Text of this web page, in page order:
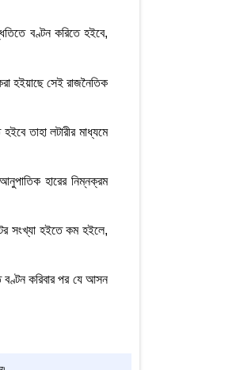
বণ্টন করিতে হইবে,
হইয়াছে সেই রাজনৈতিক
তাহা লটারীর মাধ্যমে
হারের নিম্নক্রম
সংখ্যা হইতে কম হইলে,
করিবার পর যে আসন